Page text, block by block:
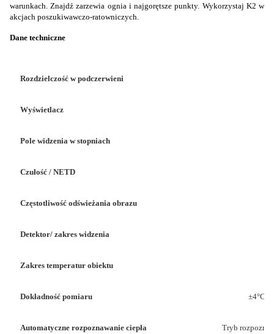
warunkach. Znajdź zarzewia ognia i najgorętsze punkty. Wykorzystaj K2 w
akcjach poszukiwawczo-ratowniczych.
Dane techniczne
Rozdzielczość w podczerwieni
Wyświetlacz
Pole widzenia w stopniach
Czułość / NETD
Częstotliwość odświeżania obrazu
Detektor/ zakres widzenia
Zakres temperatur obiektu
Dokładność pomiaru ±4°C
Automatyczne rozpoznawanie ciepła Tryb